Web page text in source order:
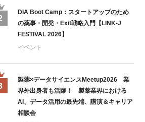
DIA Boot Camp：スタートアップのため
の薬事・開発・Exit戦略入門【LINK-J
FESTIVAL 2026】
イベント
製薬×データサイエンスMeetup2026 業
界外出身者も活躍！ 製薬業界における
AI、データ活用の最先端、講演＆キャリア
相談会